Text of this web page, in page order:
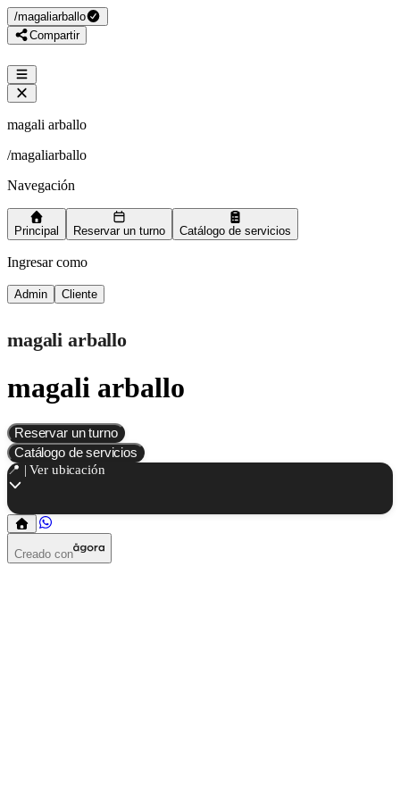
/magaliarballo
Compartir
magali arballo
/magaliarballo
Navegación
Principal Reservar un turno Catálogo de servicios
Ingresar como
Admin Cliente
magali arballo
magali arballo
Reservar un turno
Catálogo de servicios
📍 | Ver ubicación
Creado con